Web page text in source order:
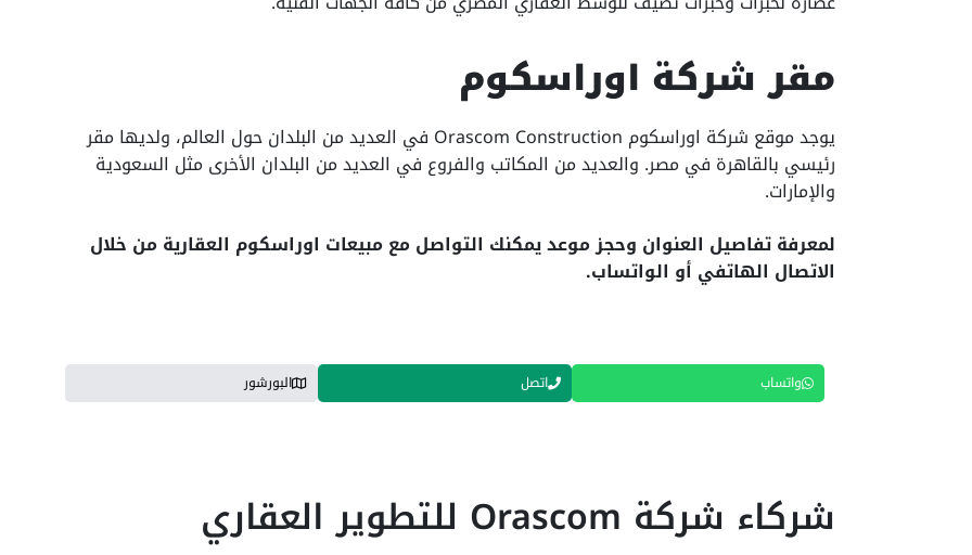
مقر شركة اوراسكوم
يوجد موقع شركة اوراسكوم Orascom Construction في العديد من البلدان حول العالم، ولديها مقر
رئيسي بالقاهرة في مصر. والعديد من المكاتب والفروع في العديد من البلدان الأخرى مثل السعودية
والإمارات.
لمعرفة تفاصيل العنوان وحجز موعد يمكنك التواصل مع مبيعات اوراسكوم العقارية من خلال
الاتصال الهاتفي أو الواتساب.
واتساب اتصل البورشور
شركاء شركة Orascom للتطوير العقاري